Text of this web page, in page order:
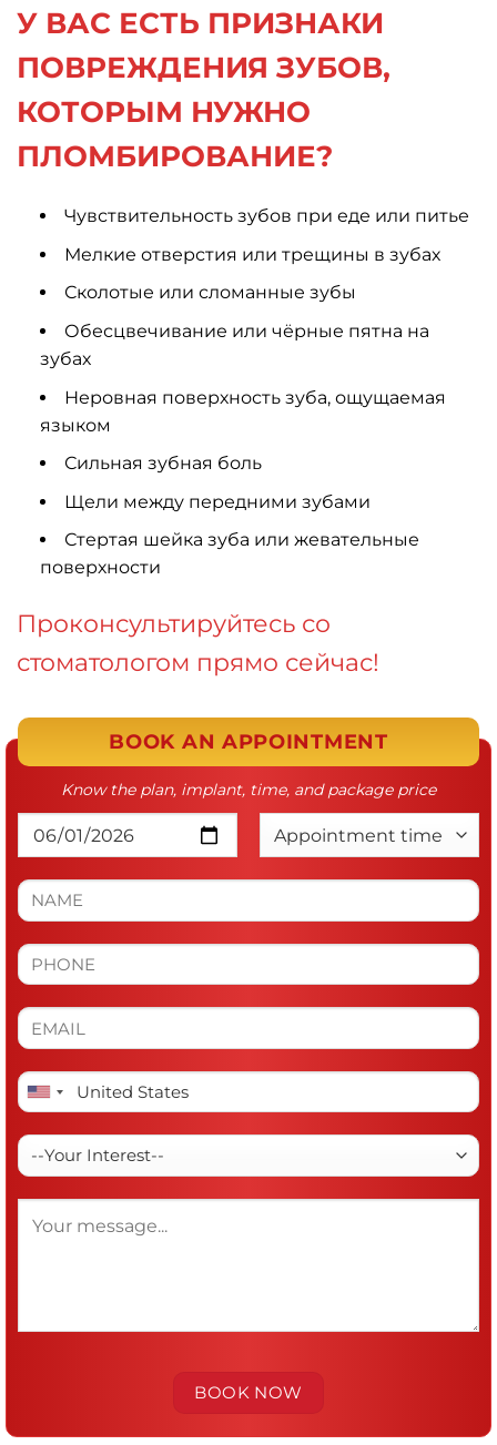
У ВАС ЕСТЬ ПРИЗНАКИ
ПОВРЕЖДЕНИЯ ЗУБОВ,
КОТОРЫМ НУЖНО
ПЛОМБИРОВАНИЕ?
Чувствительность зубов при еде или питье
Мелкие отверстия или трещины в зубах
Сколотые или сломанные зубы
Обесцвечивание или чёрные пятна на
зубах
Неровная поверхность зуба, ощущаемая
языком
Сильная зубная боль
Щели между передними зубами
Стертая шейка зуба или жевательные
поверхности
Проконсультируйтесь со
стоматологом прямо сейчас!
BOOK AN APPOINTMENT
Know the plan, implant, time, and package price